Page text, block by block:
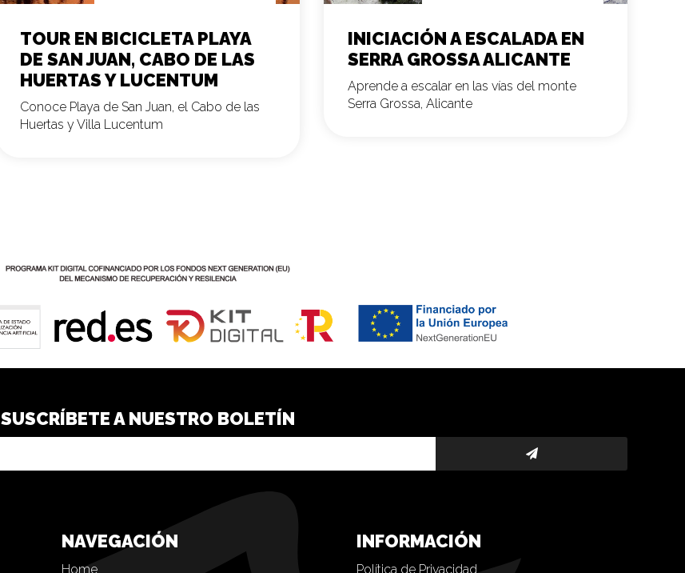
TOUR EN BICICLETA PLAYA
DE SAN JUAN, CABO DE LAS
HUERTAS Y LUCENTUM
Conoce Playa de San Juan, el Cabo de las
Huertas y Villa Lucentum
INICIACIÓN A ESCALADA EN
SERRA GROSSA ALICANTE
Aprende a escalar en las vías del monte
Serra Grossa, Alicante
SUSCRÍBETE A NUESTRO BOLETÍN
NAVEGACIÓN
Home
INFORMACIÓN
Política de Privacidad